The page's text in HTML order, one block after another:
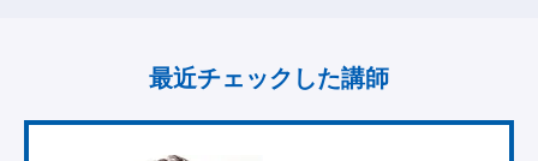
最近チェックした講師